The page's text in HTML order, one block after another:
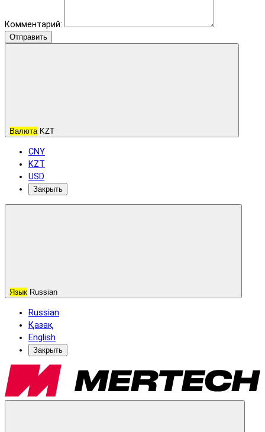
Комментарий:
Отправить
Валюта KZT
CNY
KZT
USD
Закрыть
Язык Russian
Russian
Қазақ
English
Закрыть